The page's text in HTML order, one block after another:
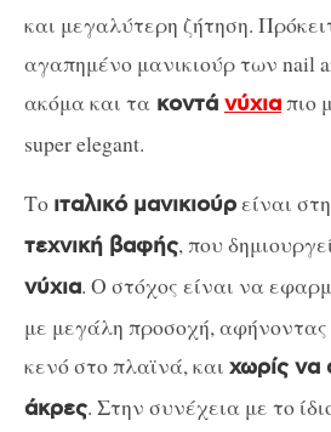
και μεγαλύτερη ζήτηση.
αγαπημένο μανικιούρ των nail
ακόμα και τα κοντά νύχιαπιο
super elegant.
Το ιταλικό μανικιούρείναι
τεχνική βαφής, που
νύχια. Ο στόχος είναι να
με μεγάλη προσοχή,
κενό στο πλαϊνά, και χωρίς να
άκρες. Στην συνέχεια με το